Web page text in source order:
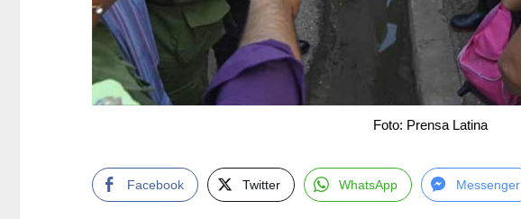
Foto: Prensa Latina
Facebook Twitter WhatsApp Messenger